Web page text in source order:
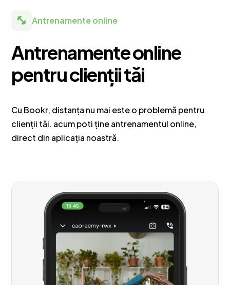
Antrenamente online
Antrenamente online
pentru clienții tăi
Cu Bookr, distanța nu mai este o problemă pentru
clienții tăi. acum poti ține antrenamentul online,
direct din aplicația noastră.